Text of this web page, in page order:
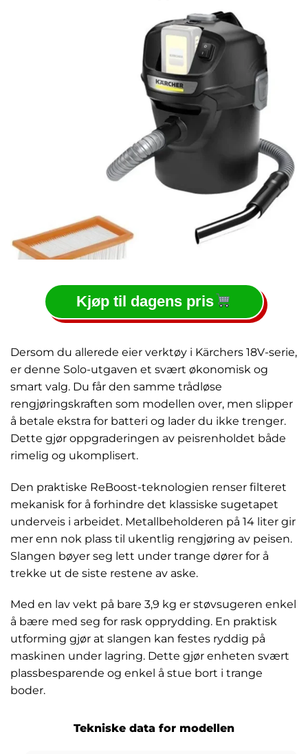
Kjøp til dagens pris
Dersom du allerede eier verktøy i Kärchers 18V-serie,
er denne Solo-utgaven et svært økonomisk og
smart valg. Du får den samme trådløse
rengjøringskraften som modellen over, men slipper
å betale ekstra for batteri og lader du ikke trenger.
Dette gjør oppgraderingen av peisrenholdet både
rimelig og ukomplisert.
Den praktiske ReBoost-teknologien renser filteret
mekanisk for å forhindre det klassiske sugetapet
underveis i arbeidet. Metallbeholderen på 14 liter gir
mer enn nok plass til ukentlig rengjøring av peisen.
Slangen bøyer seg lett under trange dører for å
trekke ut de siste restene av aske.
Med en lav vekt på bare 3,9 kg er støvsugeren enkel
å bære med seg for rask opprydding. En praktisk
utforming gjør at slangen kan festes ryddig på
maskinen under lagring. Dette gjør enheten svært
plassbesparende og enkel å stue bort i trange
boder.
Tekniske data for modellen